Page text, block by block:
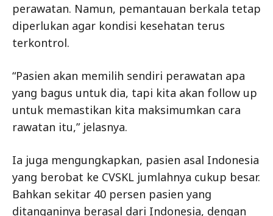
perawatan. Namun, pemantauan berkala tetap
diperlukan agar kondisi kesehatan terus
terkontrol.
“Pasien akan memilih sendiri perawatan apa
yang bagus untuk dia, tapi kita akan follow up
untuk memastikan kita maksimumkan cara
rawatan itu,” jelasnya.
Ia juga mengungkapkan, pasien asal Indonesia
yang berobat ke CVSKL jumlahnya cukup besar.
Bahkan sekitar 40 persen pasien yang
ditanganinya berasal dari Indonesia, dengan